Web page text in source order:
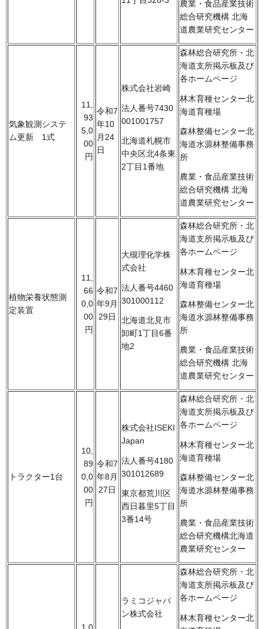
農業・食品産業技術
総合研究機構 北海
道農業研究センター
気象観測システ
ム更新 1式
11,
93
5,0
00
円
令和7
年10
月24
日
株式会社岩崎
法人番号7430
001001757
北海道札幌市
中央区北4条東
2丁目1番地
森林総合研究所・北
海道支所掲示板及び
各ホームページ
林木育種センター北
海道育種場
森林整備センター北
海道水源林整備事務
所
農業・食品産業技術
総合研究機構 北海
道農業研究センター
植物栄養状態測
定装置
11,
66
0,0
00
円
令和7
年9月
29日
大槻理化学株
式会社
法人番号4460
301000112
北海道北見市
卸町1丁目6番
地2
森林総合研究所・北
海道支所掲示板及び
各ホームページ
林木育種センター北
海道育種場
森林整備センター北
海道水源林整備事務
所
農業・食品産業技術
総合研究機構 北海
道農業研究センター
トラクター1台
10,
89
0,0
00
円
令和7
年8月
27日
株式会社ISEKI
Japan
法人番号4180
301012689
東京都荒川区
西日暮里5丁目
3番14号
森林総合研究所・北
海道支所掲示板及び
各ホームページ
林木育種センター北
海道育種場
森林整備センター北
海道水源林整備事務
所
農業・食品産業技術
総合研究機構北海道
農業研究センター
ラミコジャパ
ン株式会社
森林総合研究所・北
海道支所掲示板及び
各ホームページ
林木育種センター北